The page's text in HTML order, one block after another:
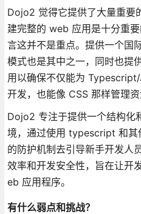
Dojo2 觉得它提供了大量重要
建完整的 web 应用是十分重
言这并不是重点。提供一个国
模式也是其中之一，同时也提
用以确保不仅能为
开发，也能像 CSS 那样管理资
Dojo2 专注于提供一个结构化
境，通过使用 typescript 和其
的防护机制去引导新手开发人
效率和开发安全性，旨在让开
eb 应用程序。
有什么弱点和挑战？